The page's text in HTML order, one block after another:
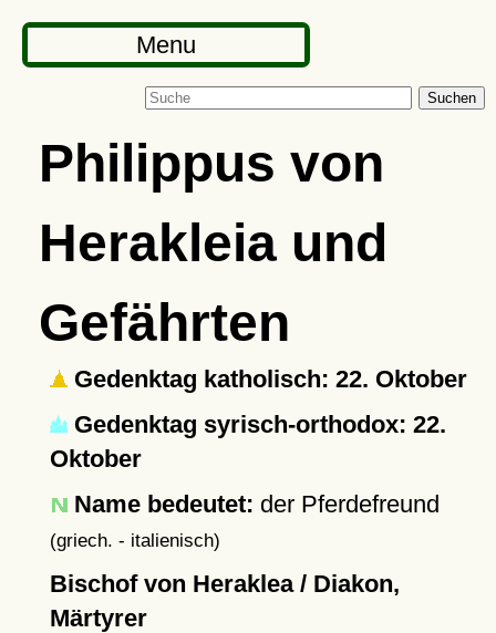
Menu
Suchen
Philippus von
Herakleia und
Gefährten
Gedenktag katholisch: 22. Oktober
Gedenktag syrisch-orthodox: 22.
Oktober
Name bedeutet: der Pferdefreund
(griech. - italienisch)
Bischof von Heraklea / Diakon,
Märtyrer